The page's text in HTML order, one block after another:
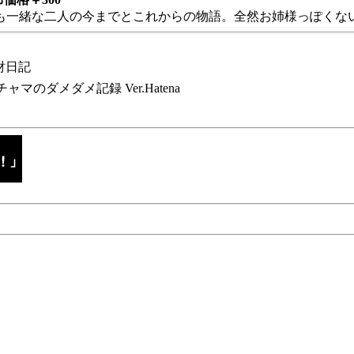
緒な二人の今までとこれからの物語。全然お姉様っぽくな
日記
ャマのダメダメ記録 Ver.Hatena